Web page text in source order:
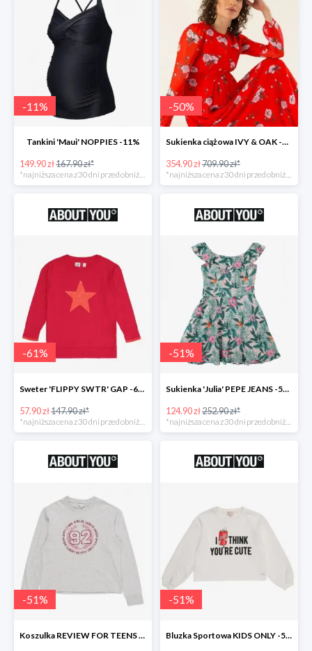
-11%
Tankini 'Maui' NOPPIES -11%
149.90 zł167.90 zł*
*najniższa cena z 30 dni przed obniżką
-50%
Sukienka ciążowa IVY & OAK -50%
354.90 zł709.90 zł*
*najniższa cena z 30 dni przed obniżką
-61%
Sweter 'FLIPPY SWTR' GAP -61%
57.90 zł147.90 zł*
-51%
Sukienka 'Julia' PEPE JEANS -51%
124.90 zł252.90 zł*
-51%
Koszulka REVIEW FOR TEENS -51%
-51%
Bluzka Sportowa KIDS ONLY -51%